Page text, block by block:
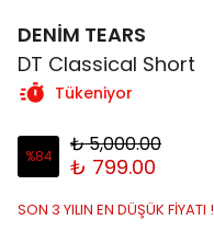
DENİM TEARS
DT Classical Short
Tükeniyor
%84 ₺ 5,000.00
₺ 799.00
SON 3 YILIN EN DÜŞÜK FİYATI !